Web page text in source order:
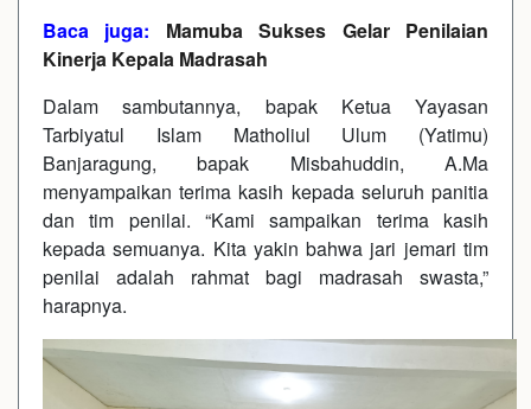
Baca juga: Mamuba Sukses Gelar Penilaian
Kinerja Kepala Madrasah
Dalam sambutannya, bapak Ketua Yayasan
Tarbiyatul Islam Matholiul Ulum (Yatimu)
Banjaragung, bapak Misbahuddin, A.Ma
menyampaikan terima kasih kepada seluruh panitia
dan tim penilai. “Kami sampaikan terima kasih
kepada semuanya. Kita yakin bahwa jari jemari tim
penilai adalah rahmat bagi madrasah swasta,”
harapnya.